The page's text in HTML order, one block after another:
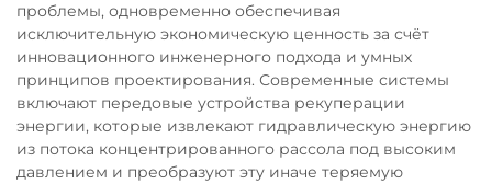
проблемы, одновременно обеспечивая
исключительную экономическую ценность за счёт
инновационного инженерного подхода и умных
принципов проектирования. Современные системы
включают передовые устройства рекуперации
энергии, которые извлекают гидравлическую энергию
из потока концентрированного рассола под высоким
давлением и преобразуют эту иначе теряемую